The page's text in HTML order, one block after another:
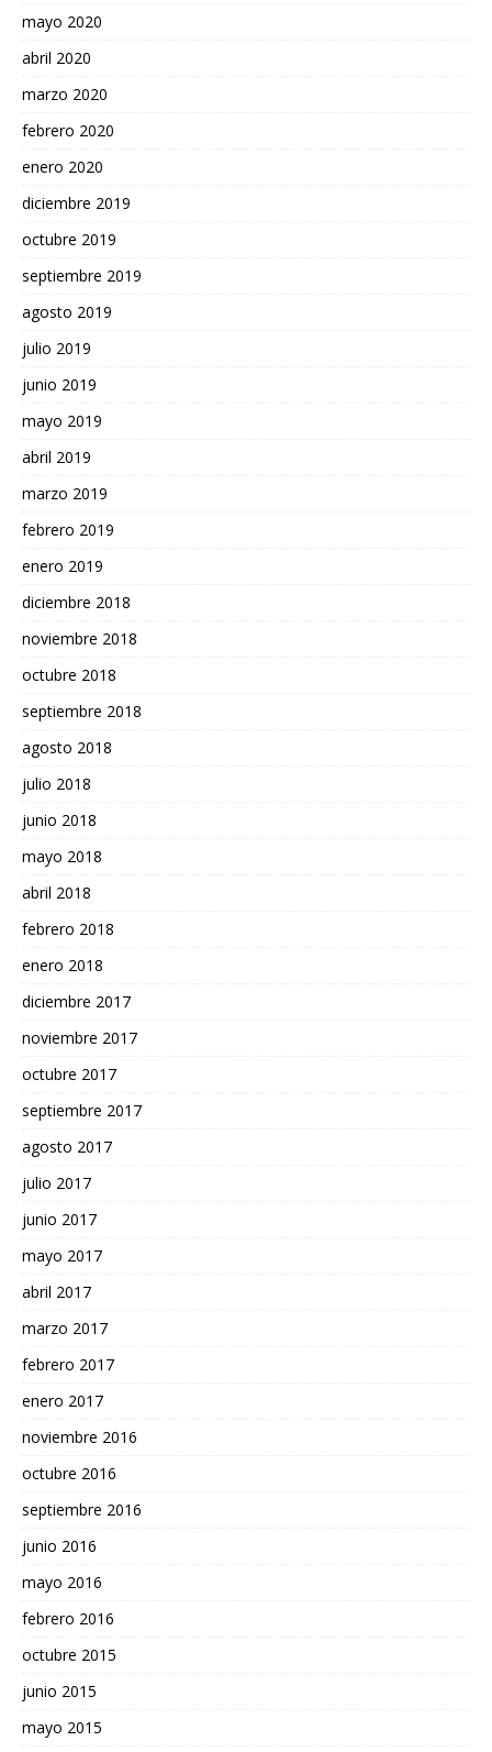
mayo 2020
abril 2020
marzo 2020
febrero 2020
enero 2020
diciembre 2019
octubre 2019
septiembre 2019
agosto 2019
julio 2019
junio 2019
mayo 2019
abril 2019
marzo 2019
febrero 2019
enero 2019
diciembre 2018
noviembre 2018
octubre 2018
septiembre 2018
agosto 2018
julio 2018
junio 2018
mayo 2018
abril 2018
febrero 2018
enero 2018
diciembre 2017
noviembre 2017
octubre 2017
septiembre 2017
agosto 2017
julio 2017
junio 2017
mayo 2017
abril 2017
marzo 2017
febrero 2017
enero 2017
noviembre 2016
octubre 2016
septiembre 2016
junio 2016
mayo 2016
febrero 2016
octubre 2015
junio 2015
mayo 2015